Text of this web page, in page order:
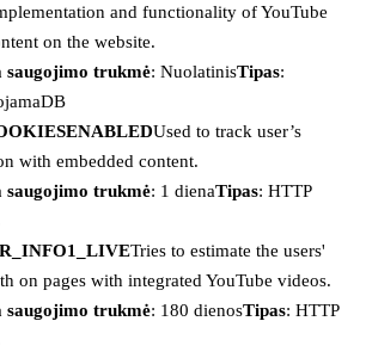
and functionality of YouTube
on the website.
saugojimo trukmė: NuolatinisTipas:
Used to track user’s
with embedded content.
saugojimo trukmė: 1 dienaTipas: HTTP
Tries to estimate the users'
on pages with integrated YouTube videos.
saugojimo trukmė: 180 dienosTipas: HTTP